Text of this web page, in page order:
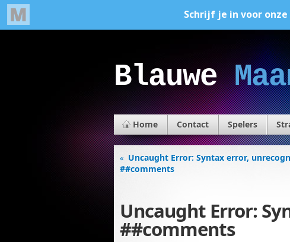
Blauwe
Home Contact Spelers
« Uncaught Error: Syntax error,
##comments
Uncaught Error:
##comments